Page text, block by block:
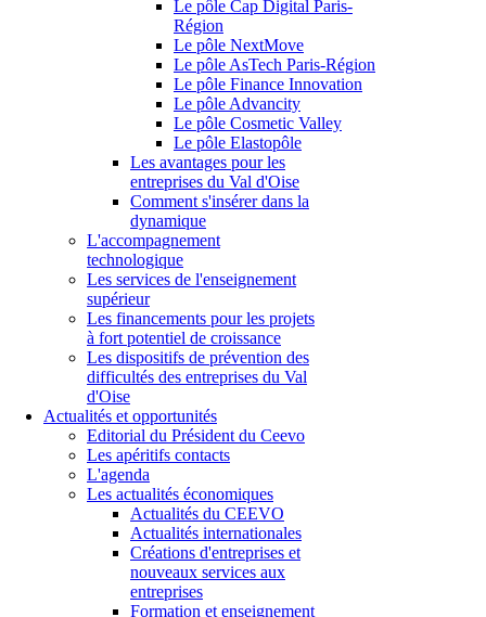
Le pôle Cap Digital Paris-
Région
Le pôle NextMove
Le pôle AsTech Paris-Région
Le pôle Finance Innovation
Le pôle Advancity
Le pôle Cosmetic Valley
Le pôle Elastopôle
Les avantages pour les
entreprises du Val d'Oise
Comment s'insérer dans la
dynamique
L'accompagnement
technologique
Les services de l'enseignement
supérieur
Les financements pour les projets
à fort potentiel de croissance
Les dispositifs de prévention des
difficultés des entreprises du Val
d'Oise
Actualités et opportunités
Editorial du Président du Ceevo
Les apéritifs contacts
L'agenda
Les actualités économiques
Actualités du CEEVO
Actualités internationales
Créations d'entreprises et
nouveaux services aux
entreprises
Formation et enseignement